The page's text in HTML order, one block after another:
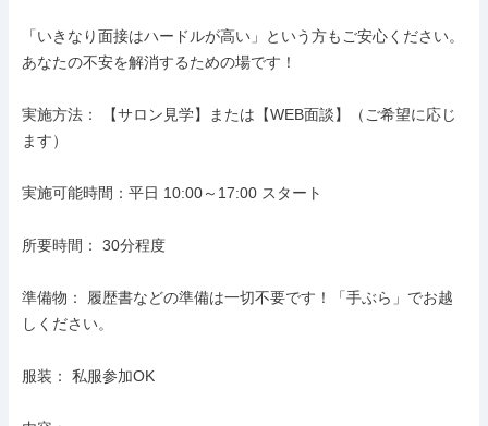
「いきなり面接はハードルが高い」という方もご安心ください。
あなたの不安を解消するための場です！
実施方法： 【サロン見学】または【WEB面談】（ご希望に応じ
ます）
実施可能時間：平日 10:00～17:00 スタート
所要時間： 30分程度
準備物： 履歴書などの準備は一切不要です！「手ぶら」でお越
しください。
服装： 私服参加OK